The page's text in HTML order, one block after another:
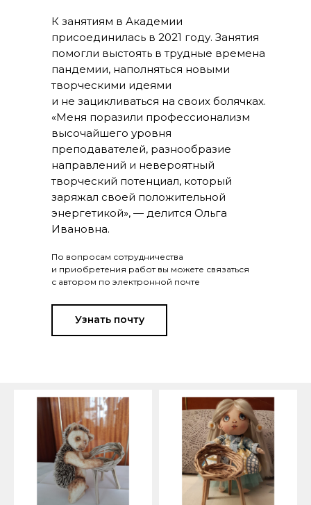
К занятиям в Академии
присоединилась в 2021 году. Занятия
помогли выстоять в трудные времена
пандемии, наполняться новыми
творческими идеями
и не зацикливаться на своих болячках.
«Меня поразили профессионализм
высочайшего уровня
преподавателей, разнообразие
направлений и невероятный
творческий потенциал, который
заряжал своей положительной
энергетикой», — делится Ольга
Ивановна.
По вопросам сотрудничества
и приобретения работ вы можете связаться
с автором по электронной почте
Узнать почту